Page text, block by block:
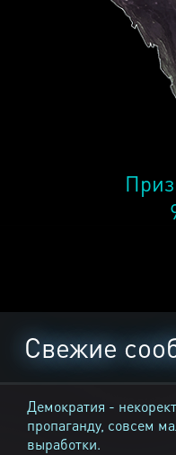
Свежие
Демократия -
пропаганду, совсем
выработки.